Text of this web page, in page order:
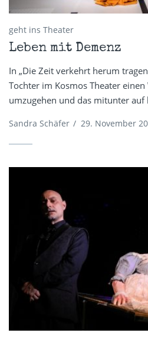
geht ins Theater
Leben mit Demenz
In „Die Zeit verkehrt herum
Tochter im Kosmos Theater
umzugehen und das mitunter
Sandra Schäfer / 29. November